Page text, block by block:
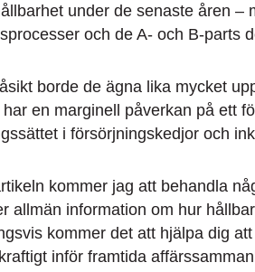
under de senaste åren –
och de A- och B-parts
borde de ägna lika mycket
en marginell påverkan på ett
i försörjningskedjor och
kommer jag att behandla
allmän information om hur
kommer det att hjälpa dig
inför framtida